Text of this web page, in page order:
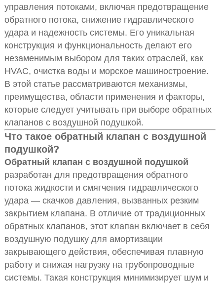
управления потоками, включая предотвращение
обратного потока, снижение гидравлического
удара и надежность системы. Его уникальная
конструкция и функциональность делают его
незаменимым выбором для таких отраслей, как
HVAC, очистка воды и морское машиностроение.
В этой статье рассматриваются механизмы,
преимущества, области применения и факторы,
которые следует учитывать при выборе обратных
клапанов с воздушной подушкой.
Что такое обратный клапан с воздушной
подушкой?
Обратный клапан с воздушной подушкой
разработан для предотвращения обратного
потока жидкости и смягчения гидравлического
удара — скачков давления, вызванных резким
закрытием клапана. В отличие от традиционных
обратных клапанов, этот клапан включает в себя
воздушную подушку для амортизации
закрывающего действия, обеспечивая плавную
работу и снижая нагрузку на трубопроводные
системы. Такая конструкция минимизирует шум и